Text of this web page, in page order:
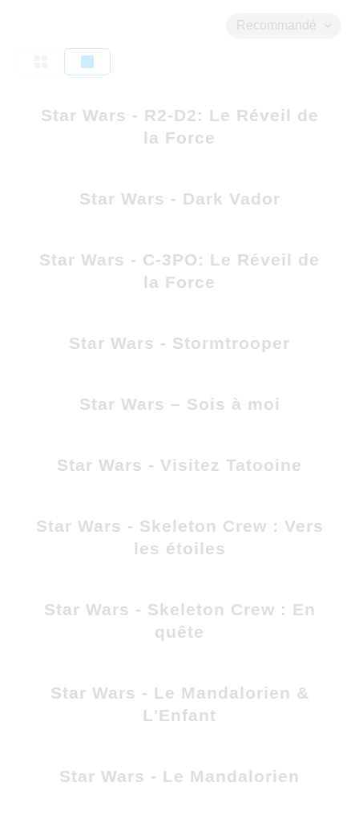
Recommandé
Star Wars - R2-D2: Le Réveil de
la Force
Star Wars - Dark Vador
Star Wars - C-3PO: Le Réveil de
la Force
Star Wars - Stormtrooper
Star Wars – Sois à moi
Star Wars - Visitez Tatooine
Star Wars - Skeleton Crew : Vers
les étoiles
Star Wars - Skeleton Crew : En
quête
Star Wars - Le Mandalorien &
L'Enfant
Star Wars - Le Mandalorien